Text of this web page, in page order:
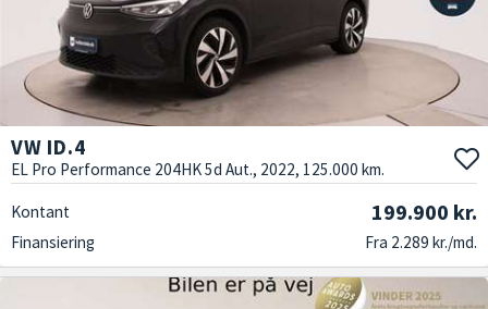
VW ID.4
EL Pro Performance 204HK 5d Aut., 2022, 125.000 km.
Kontant 199.900 kr.
Finansiering Fra 2.289 kr./md.